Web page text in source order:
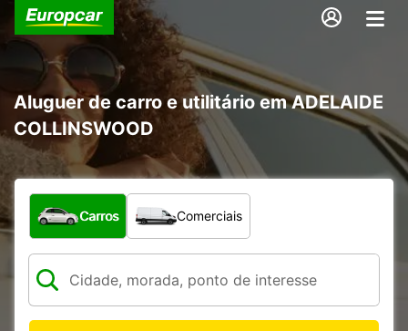
Aluguer de carro e utilitário em ADELAIDE
COLLINSWOOD
Que tipo de veículo pretende?
Carros Comerciais